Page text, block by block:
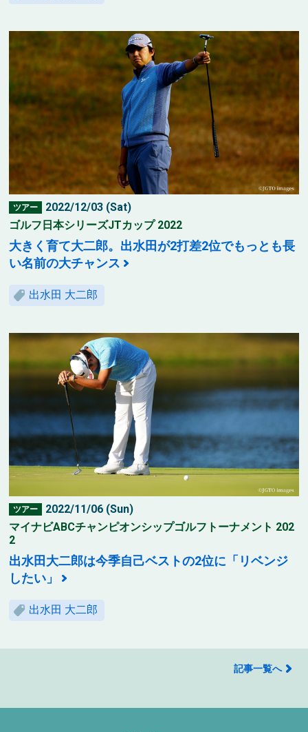
ツアー
2022/12/03 (Sat)
ゴルフ日本シリーズJTカップ 2022
大きく育て大二郎。出水田が2打差2位でもっとも長
い名前の大チャンス
出水田 大二郎
ツアー
2022/11/06 (Sun)
マイナビABCチャンピオンシップゴルフトーナメント 202
2
出水田大二郎は今季自己ベストの2位に「リベンジ
したい」
出水田 大二郎
記事一覧へ